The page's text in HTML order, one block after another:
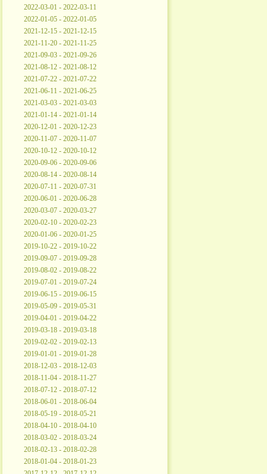
2022-03-01 - 2022-03-11
2022-01-05 - 2022-01-05
2021-12-15 - 2021-12-15
2021-11-20 - 2021-11-25
2021-09-03 - 2021-09-26
2021-08-12 - 2021-08-12
2021-07-22 - 2021-07-22
2021-06-11 - 2021-06-25
2021-03-03 - 2021-03-03
2021-01-14 - 2021-01-14
2020-12-01 - 2020-12-23
2020-11-07 - 2020-11-07
2020-10-12 - 2020-10-12
2020-09-06 - 2020-09-06
2020-08-14 - 2020-08-14
2020-07-11 - 2020-07-31
2020-06-01 - 2020-06-28
2020-03-07 - 2020-03-27
2020-02-10 - 2020-02-23
2020-01-06 - 2020-01-25
2019-10-22 - 2019-10-22
2019-09-07 - 2019-09-28
2019-08-02 - 2019-08-22
2019-07-01 - 2019-07-24
2019-06-15 - 2019-06-15
2019-05-09 - 2019-05-31
2019-04-01 - 2019-04-22
2019-03-18 - 2019-03-18
2019-02-02 - 2019-02-13
2019-01-01 - 2019-01-28
2018-12-03 - 2018-12-03
2018-11-04 - 2018-11-27
2018-07-12 - 2018-07-12
2018-06-01 - 2018-06-04
2018-05-19 - 2018-05-21
2018-04-10 - 2018-04-10
2018-03-02 - 2018-03-24
2018-02-13 - 2018-02-28
2018-01-04 - 2018-01-23